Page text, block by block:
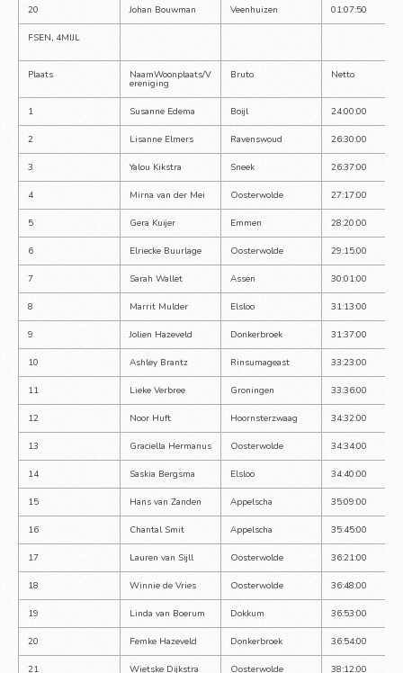
20 Johan Bouwman Veenhuizen 01:07:50
FSEN, 4MIJL
Plaats NaamWoonplaats/V
ereniging
Bruto Netto
1 Susanne Edema Boijl 24:00:00
2 Lisanne Elmers Ravenswoud 26:30:00
3 Yalou Kikstra Sneek 26:37:00
4 Mirna van der Mei Oosterwolde 27:17:00
5 Gera Kuijer Emmen 28:20:00
6 Elriecke Buurlage Oosterwolde 29:15:00
7 Sarah Wallet Assen 30:01:00
8 Marrit Mulder Elsloo 31:13:00
9 Jolien Hazeveld Donkerbroek 31:37:00
10 Ashley Brantz Rinsumageast 33:23:00
11 Lieke Verbree Groningen 33:36:00
12 Noor Huft Hoornsterzwaag 34:32:00
13 Graciella Hermanus Oosterwolde 34:34:00
14 Saskia Bergsma Elsloo 34:40:00
15 Hans van Zanden Appelscha 35:09:00
16 Chantal Smit Appelscha 35:45:00
17 Lauren van Sijll Oosterwolde 36:21:00
18 Winnie de Vries Oosterwolde 36:48:00
19 Linda van Boerum Dokkum 36:53:00
20 Femke Hazeveld Donkerbroek 36:54:00
21 Wietske Dijkstra Oosterwolde 38:12:00